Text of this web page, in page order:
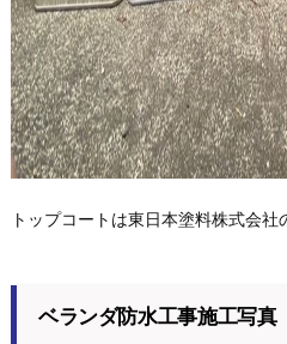
トップコートは東日本塗料株式会社
ベランダ防水工事施工写真